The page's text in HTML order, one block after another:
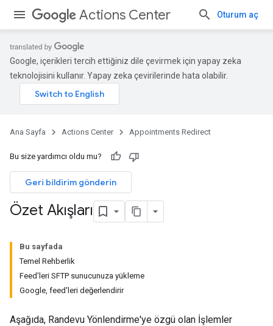
Actions Center Oturum aç
Google, içerikleri tercih ettiğiniz dile çevirmek için yapay zeka
teknolojisini kullanır. Yapay zeka çevirilerinde hata olabilir.
Ana Sayfa Actions Center Appointments Redirect
Bu size yardımcı oldu mu?
Geri bildirim gönderin
Özet Akışları
Bu sayfada
Temel Rehberlik
Feed'leri SFTP sunucunuza yükleme
Google, feed'leri değerlendirir
Aşağıda, Randevu Yönlendirme'ye özgü olan İşlemler